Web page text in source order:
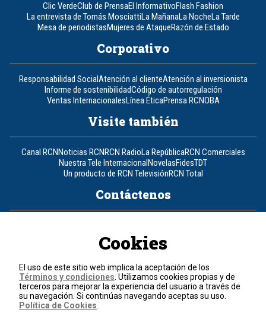
Clic VerdeClub de PrensaEl InformativoFlash Fashion
La entrevista de Tomás MosciattiLa MañanaLa NocheLa Tarde
Mesa de periodistasMujeres de AtaqueRazón de Estado
Corporativo
Responsabilidad SocialAtención al clienteAtención al inversionista
Informe de sostenibilidadCódigo de autorregulación
Ventas InternacionalesLínea ÉticaPrensa RCNOBA
Visite también
Canal RCNNoticias RCNRCN RadioLa RepúblicaRCN Comerciales
Nuestra Tele InternacionalNovelasFidesTDT
Un producto de RCN TelevisiónRCN Total
Contáctenos
Política de cookies
Términos y condiciones
© 2026, RCN Medios.
Todos los derechos reservados.
Cookies
El uso de este sitio web implica la aceptación de los
Términos y condiciones . Utilizamos cookies propias y de
terceros para mejorar la experiencia del usuario a través de
su navegación. Si continúas navegando aceptas su uso.
Política de Cookies